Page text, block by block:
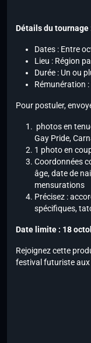
Détails du tournage
Dates : Entre
Lieu : Région
Durée : Un ou
Rémunération
Pour postuler,
photos en
Gay Pride,
1 photo en
Coordonnées
âge, date de
mensurations
Précisez :
spécifiques,
Date limite : 18
Rejoignez cette
festival futuriste